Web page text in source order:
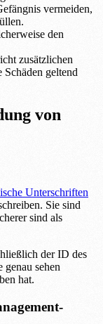
vermeiden,
den
zusätzlichen
Schäden geltend
von
Unterschriften
Sie sind
sind als
der ID des
genau sehen
hat.